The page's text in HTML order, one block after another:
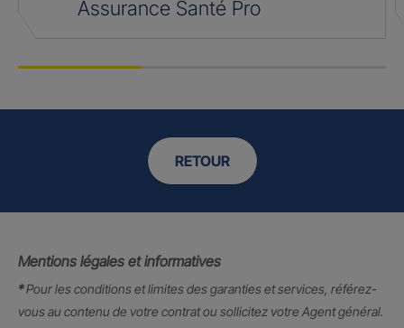
Assurance Santé Pro
RETOUR
Mentions légales et informatives
*Pour les conditions et limites des garanties et services, référez-
vous au contenu de votre contrat ou sollicitez votre Agent général.